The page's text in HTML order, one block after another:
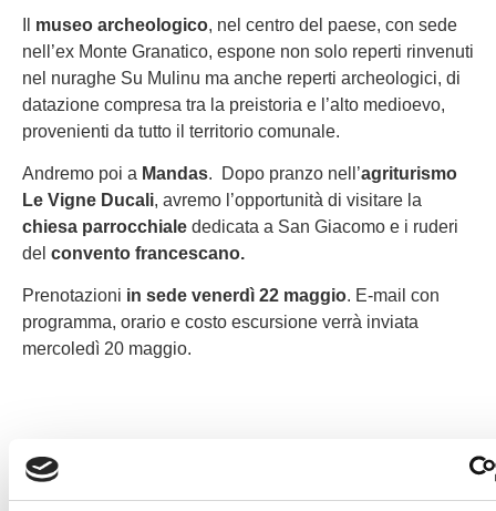
museo archeologico, nel centro del paese, con sede
nell’ex Monte Granatico, espone non solo reperti rinvenuti
nel nuraghe Su Mulinu ma anche reperti archeologici, di
datazione compresa tra la preistoria e l’alto medioevo,
provenienti da tutto il territorio comunale.
Andremo poi a Mandas. Dopo pranzo nell’agriturismo
Le Vigne Ducali, avremo l’opportunità di visitare la
chiesa parrocchiale dedicata a San Giacomo e i ruderi
del convento francescano.
Prenotazioni in sede venerdì 22 maggio. E-mail con
programma, orario e costo escursione verrà inviata
mercoledì 20 maggio.